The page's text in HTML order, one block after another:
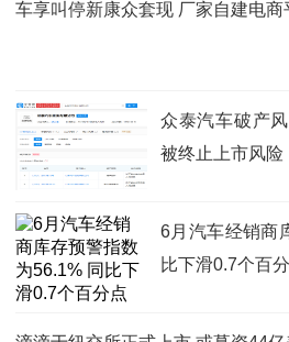
车享叫停新康众套现 厂家自建电商
众泰汽车破产
被终止上市风险
6月汽车经销商
比下滑0.7个百